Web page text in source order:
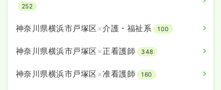
252
神奈川県横浜市戸塚区 ×介護・福祉系 100
神奈川県横浜市戸塚区 ×正看護師 348
神奈川県横浜市戸塚区 ×准看護師 160